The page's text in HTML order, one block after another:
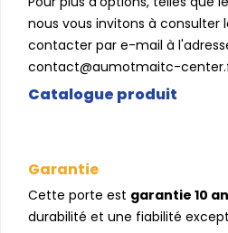
nous vous invitons à consulter
contacter par e-mail à
contact@aumotmaitc-
Catalogue produit
Garantie
Cette porte est garantie 10
durabilité et une fiabilité